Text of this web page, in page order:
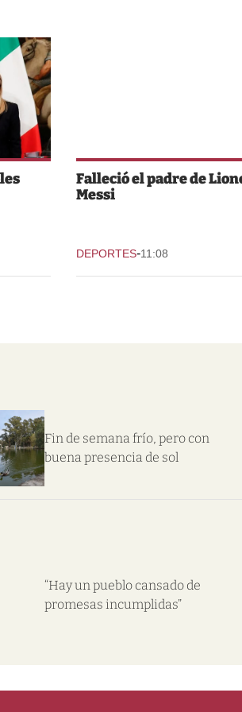
Falleció el padre de
Messi
DEPORTES-11:08
Fin de semana frío, pero con
buena presencia de sol
“Hay un pueblo cansado de
promesas incumplidas”